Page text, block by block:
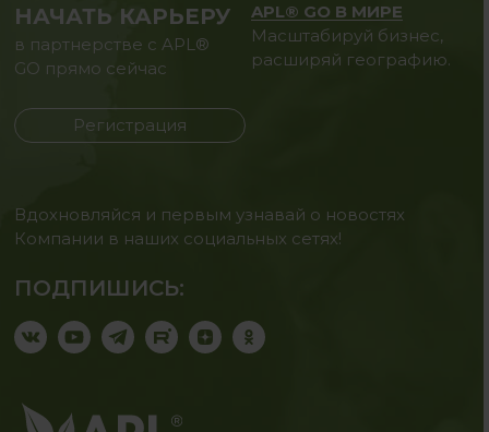
НАЧАТЬ КАРЬЕРУ
в партнерстве с APL®
GO прямо сейчас
Регистрация
APL® GO В МИРЕ
Масштабируй бизнес,
расширяй географию.
Вдохновляйся и первым узнавай о новостях
Компании в наших социальных сетях!
ПОДПИШИСЬ: